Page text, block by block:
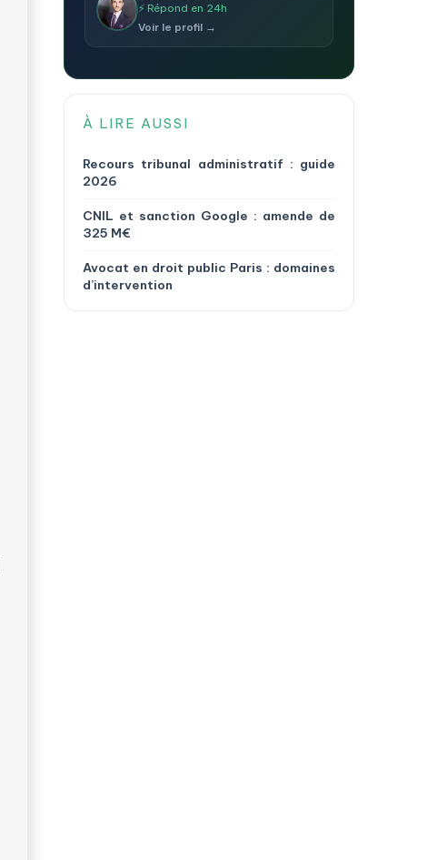
⚡ Répond en 24h
Voir le profil →
À LIRE AUSSI
Recours tribunal administratif : guide
2026
CNIL et sanction Google : amende de
325 M€
Avocat en droit public Paris : domaines
d’intervention